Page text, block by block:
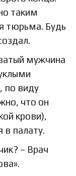
таким
тюрьма. Будь
мужчина
по виду
что он
крови),
в палату.
– Врач